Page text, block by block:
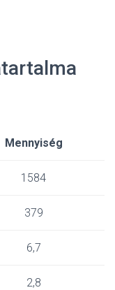
Mennyiség
1584
379
6,7
2,8